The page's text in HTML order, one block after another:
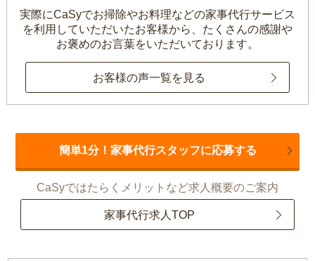
実際にCaSyでお掃除やお料理などの家事代行サービス
を利用していただいたお客様から、 たくさんの感謝や
お褒めのお言葉をいただいております。
お客様の声一覧を見る
簡単1分！家事代行スタッフに応募する
CaSyではたらくメリットなど求人概要のご案内
家事代行求人TOP